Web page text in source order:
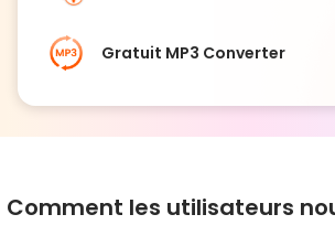
Gratuit MP3 Converter
Comment les utilisateurs